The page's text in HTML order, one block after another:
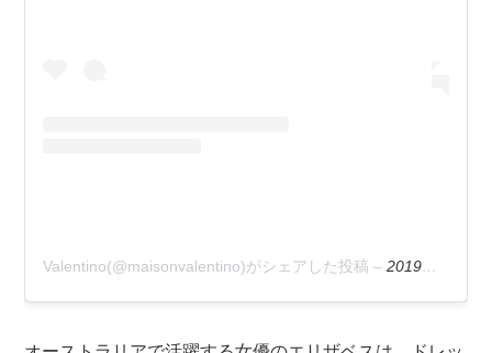
Valentino(@maisonvalentino)がシェアした投稿 –2019年 9月月11日午後1時39分PDT